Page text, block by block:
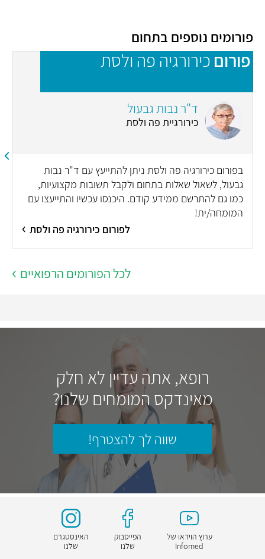
פורומים נוספים בתחום
פורום כירורגיה פה ולסת
ד"ר נבות גבעול
כירורגיית פה ולסת
בפורום כירורגיה פה ולסת ניתן להתייעץ עם ד"ר נבות
גבעול, לשאול שאלות בתחום ולקבל תשובות מקצועיות,
כמו גם להתרשם ממידע קודם. היכנסו עכשיו והתייעצו עם
המומחה/ית!
לפורום כירורגיה פה ולסת
לכל הפורומים הרפואיים
רופא, אתה עדיין לא חלק
מאינדקס המומחים שלנו?
שווה לך להצטרף!
ערוץ הוידאו של
Infomed
הפייסבוק
שלנו
האינסטגרם
שלנו